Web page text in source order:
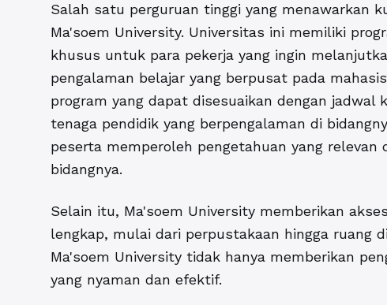
Salah satu perguruan tinggi yang menawarkan
Ma'soem University. Universitas ini memiliki
khusus untuk para pekerja yang ingin
pengalaman belajar yang berpusat pada
program yang dapat disesuaikan dengan jadwal
tenaga pendidik yang berpengalaman di
peserta memperoleh pengetahuan yang relevan
bidangnya.
Selain itu, Ma'soem University memberikan
lengkap, mulai dari perpustakaan hingga ruang
Ma'soem University tidak hanya memberikan
yang nyaman dan efektif.